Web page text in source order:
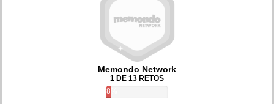
Memondo Network
1 DE 13 RETOS
8%